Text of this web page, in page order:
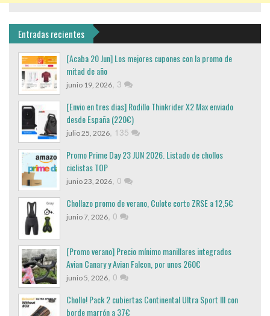
Entradas recientes
[Acaba 20 Jun] Los mejores cupones con la promo de
mitad de año
junio 19, 2026, 3
[Envio en tres dias] Rodillo Thinkrider X2 Max enviado
desde España (220€)
julio 25, 2026, 135
Promo Prime Day 23 JUN 2026. Listado de chollos
ciclistas TOP
junio 23, 2026, 0
Chollazo promo de verano, Culote corto ZRSE a 12,5€
junio 7, 2026, 0
[Promo verano] Precio mínimo manillares integrados
Avian Canary y Avian Falcon, por unos 260€
junio 5, 2026, 0
Chollo! Pack 2 cubiertas Continental Ultra Sport III con
borde marrón a 37€